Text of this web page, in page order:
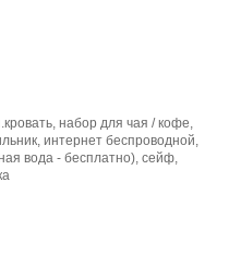
набор для чая / кофе,
интернет беспроводной,
вода - бесплатно), сейф,